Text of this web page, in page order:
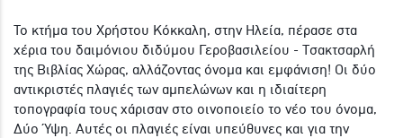
Το κτήμα του Χρήστου Κόκκαλη, στην Ηλεία, πέρασε στα
χέρια του δαιμόνιου διδύμου Γεροβασιλείου - Τσακτσαρλή
της Βιβλίας Χώρας, αλλάζοντας όνομα και εμφάνιση! Οι δύο
αντικριστές πλαγιές των αμπελώνων και η ιδιαίτερη
τοπογραφία τους χάρισαν στο οινοποιείο το νέο του όνομα,
Δύο Ύψη. Αυτές οι πλαγιές είναι υπεύθυνες και για την